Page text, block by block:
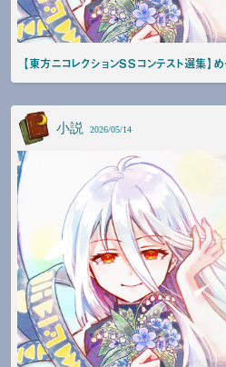
【東方ニコレクションSSコンテスト選集】
小説 2026/05/14